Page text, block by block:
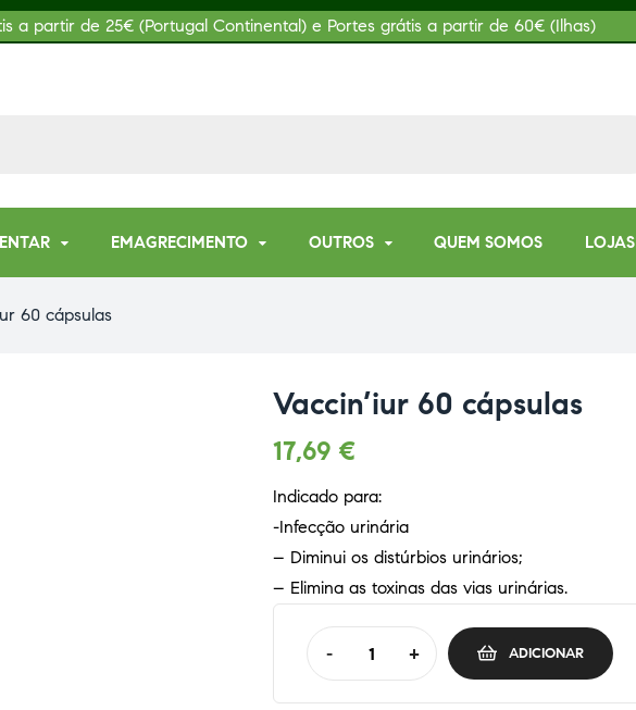
a partir de 25€ (Portugal Continental) e Portes grátis a partir de 60€ (Ilhas)
EMAGRECIMENTO OUTROS QUEM SOMOS LOJAS
60 cápsulas
Vaccin’iur 60 cápsulas
17,69 €
Indicado para:
-Infecção urinária
– Diminui os distúrbios urinários;
– Elimina as toxinas das vias urinárias.
- + ADICIONAR